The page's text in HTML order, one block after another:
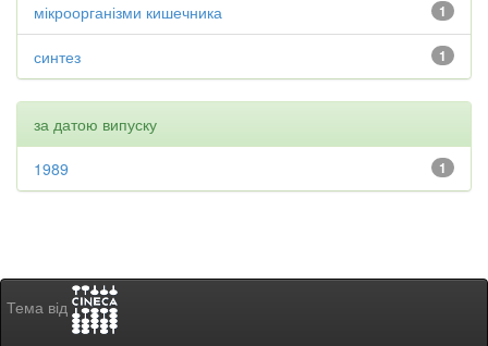
1
мікроорганізми кишечника
1
синтез
за датою випуску
1
1989
Тема від